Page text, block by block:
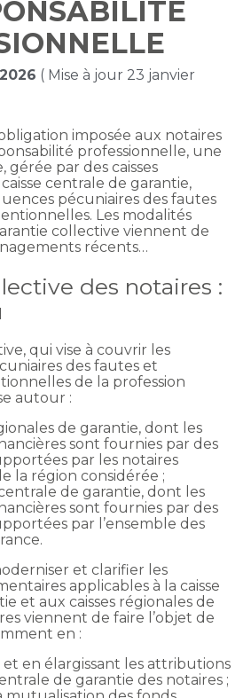
( Mise à jour 23 janvier
imposée aux notaires
professionnelle, une
gérée par des caisses
centrale de garantie,
pécuniaires des fautes
Les modalités
collective viennent de
récents…
des notaires :
qui vise à couvrir les
des fautes et
de la profession
autour :
de garantie, dont les
sont fournies par des
par les notaires
la région considérée ;
de garantie, dont les
sont fournies par des
par l’ensemble des
et clarifier les
applicables à la caisse
et aux caisses régionales de
viennent de faire l’objet de
en :
et en élargissant les attributions
de garantie des notaires ;